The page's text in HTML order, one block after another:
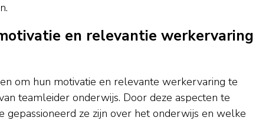
en relevantie werkervaring
om hun motivatie en relevante werkervaring te
teamleider onderwijs. Door deze aspecten te
gepassioneerd ze zijn over het onderwijs en welke